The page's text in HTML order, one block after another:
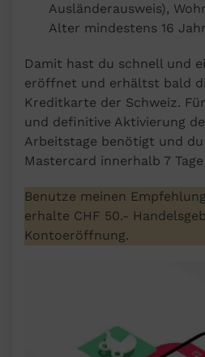
Ausländerausweis),
Alter mindestens 16
Damit hast du schnell und
eröffnet und erhältst bald
Kreditkarte der Schweiz.
und definitive Aktivierung
Arbeitstage benötigt und
Mastercard innerhalb 7
Benutze meinen
erhalte CHF 50.-
Kontoeröffnung.